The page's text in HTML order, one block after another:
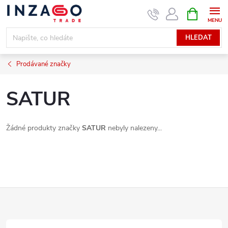
Přejít
obsah
HLEDAT
NÁKUPNÍ
KOŠÍK
Prodávané značky
SATUR
Žádné produkty značky SATUR nebyly nalezeny...